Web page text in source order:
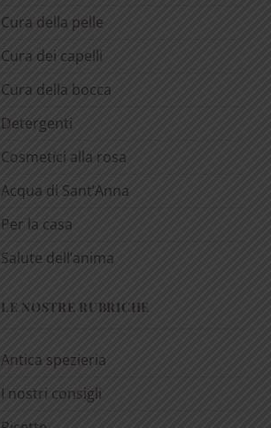
Cura della pelle
Cura dei capelli
Cura della bocca
Detergenti
Cosmetici alla rosa
Acqua di Sant’Anna
Per la casa
Salute dell’anima
LE NOSTRE RUBRICHE
Antica spezieria
I nostri consigli